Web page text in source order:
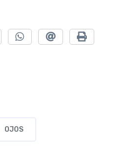
OJOS